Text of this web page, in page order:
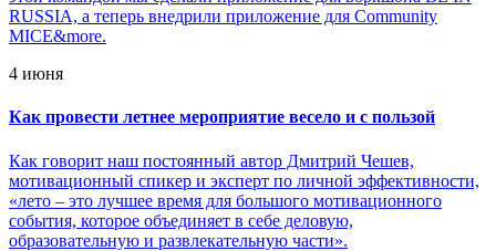
RUSSIA, а теперь внедрили приложение для Community
MICE&more.
4 июня
Как провести летнее мероприятие весело и с пользой
Как говорит наш постоянный автор Дмитрий Чешев,
мотивационный спикер и эксперт по личной эффективности,
«лето – это лучшее время для большого мотивационного
события, которое объединяет в себе деловую,
образовательную и развлекательную части».